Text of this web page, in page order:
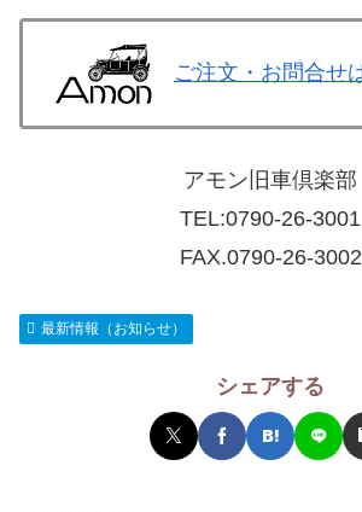
ご注文・お問合せ
アモン旧車倶楽部
TEL:0790-26-3001
FAX.0790-26-3002
最新情報（お知らせ）
シェアする